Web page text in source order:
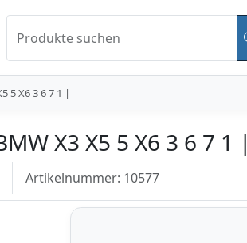
Produkte suchen
5 X6 3 6 7 1 |
X3 X5 5 X6 3 6 7 1 |
Artikelnummer: 10577